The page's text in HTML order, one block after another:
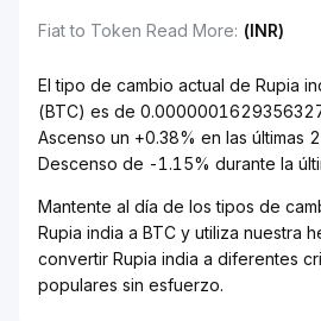
Fiat to Token Read More: (INR)
El tipo de cambio actual de Rupia
(BTC) es de
Ascenso un +0.38% en las últimas
Descenso de -1.15% durante la
Mantente al día de los tipos de
Rupia india a BTC y utiliza nuestra
convertir Rupia india a diferentes
populares sin esfuerzo.